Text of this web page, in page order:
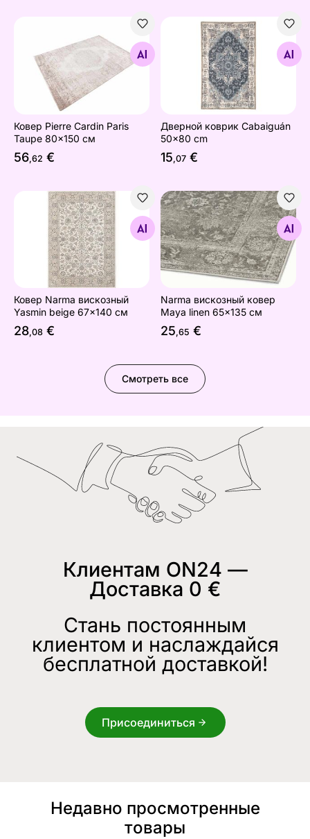
Ковер Pierre Cardin Paris Taupe 80x150 см
Найдите похожие
Ковер Pierre Cardin Paris
Taupe 80x150 см
56,62 €
Дверной коврик
Найдите похожие
Дверной коврик Cabaiguán
50x80 cm
15,07 €
Ковер Narma вискозный Yasmin beige 67x140 см
Найдите похожие
Ковер Narma вискозный
Yasmin beige 67x140 см
28,08 €
Narma вискозный ковер
Найдите похожие
Narma вискозный ковер
Maya linen 65x135 см
25,65 €
Смотреть все
Клиентам ON24 —
Доставка 0 €
Стань постоянным
клиентом и наслаждайся
бесплатной доставкой!
Присоединиться
Недавно просмотренные
товары